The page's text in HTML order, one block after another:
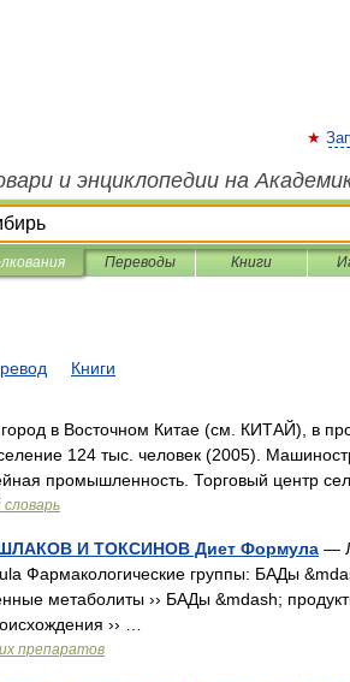
и энциклопедии на
Переводы Книги
Книги
в Восточном Китае (см. КИТАЙ), в
124 тыс. человек (2005).
промышленность. Торговый центр
И ТОКСИНОВ Диет Формула —
Фармакологические группы: БАДы
метаболиты ›› БАДы &mdash;
›› …
препаратов